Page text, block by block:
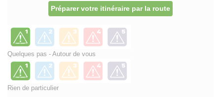
Préparer votre itinéraire par la route
Quelques pas - Autour de vous
Rien de particulier